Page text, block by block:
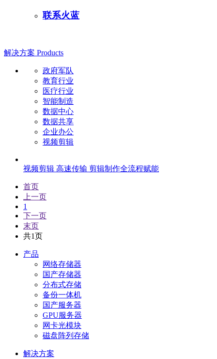
联系火蓝
解决方案 Products
政府军队
教育行业
医疗行业
智能制造
数据中心
数据共享
企业办公
视频剪辑
视频剪辑 高速传输 剪辑制作全流程赋能
首页
上一页
1
下一页
末页
共1页
产品
网络存储器
国产存储器
分布式存储
备份一体机
国产服务器
GPU服务器
网卡光模块
磁盘阵列存储
解决方案